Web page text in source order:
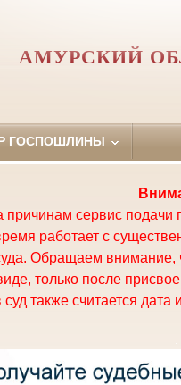
АМУРСКИЙ
ГОСПОШЛИНЫ
причинам сервис
работает с
Обращаем внимание,
только после
также считается